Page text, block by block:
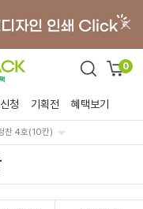
0
청 기획전 혜택보기
찬 4호(10칸)